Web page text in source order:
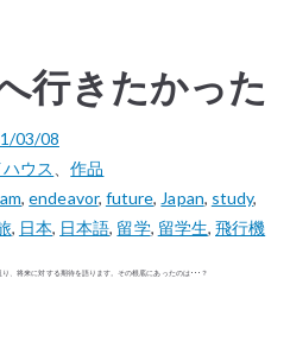
行きたかった
03/08
ウス 、作品
,endeavor, future, Japan, study,
, 日本, 日本語, 留学, 留学生, 飛行機
、将来に対する期待を語ります。その根底にあったのは･･･？